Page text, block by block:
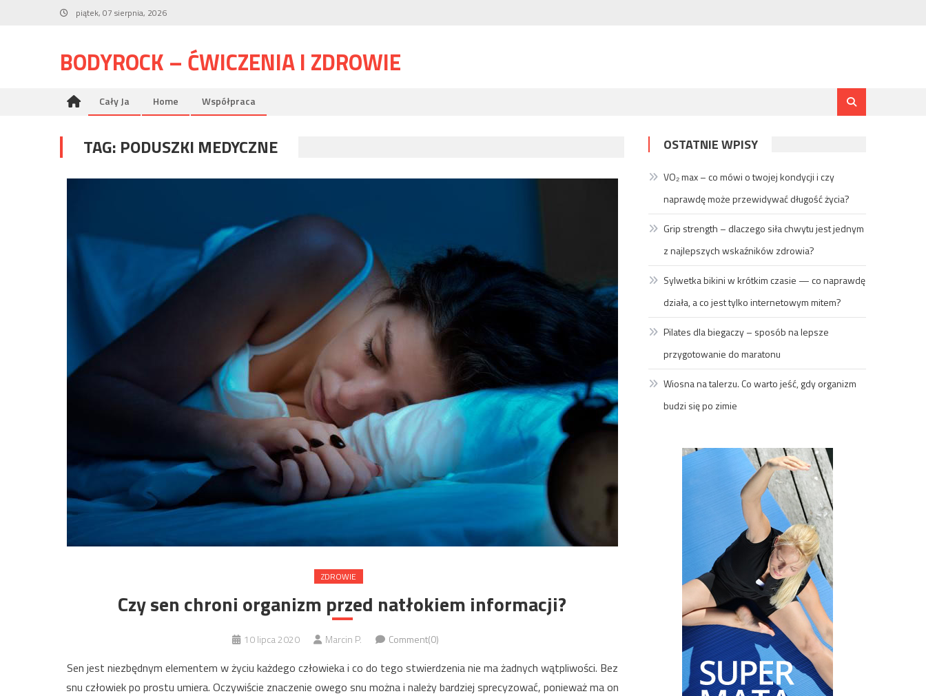
piątek, 07 sierpnia, 2026
BODYROCK – ĆWICZENIA I ZDROWIE
Cały Ja Home Współpraca
TAG: PODUSZKI MEDYCZNE
ZDROWIE
Czy sen chroni organizm przed natłokiem informacji?
10 lipca 2020 Marcin P. Comment(0)
Sen jest niezbędnym elementem w życiu każdego człowieka i co do tego stwierdzenia nie ma żadnych wątpliwości. Bez
snu człowiek po prostu umiera. Oczywiście znaczenie owego snu można i należy bardziej sprecyzować, ponieważ ma on
OSTATNIE WPISY
VO₂ max – co mówi o twojej kondycji i czy
naprawdę może przewidywać długość życia?
Grip strength – dlaczego siła chwytu jest jednym
z najlepszych wskaźników zdrowia?
Sylwetka bikini w krótkim czasie — co naprawdę
działa, a co jest tylko internetowym mitem?
Pilates dla biegaczy – sposób na lepsze
przygotowanie do maratonu
Wiosna na talerzu. Co warto jeść, gdy organizm
budzi się po zimie